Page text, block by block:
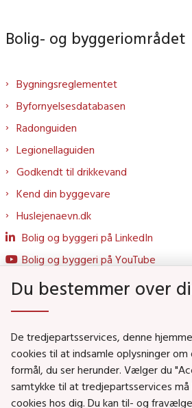
Bolig- og byggeriområdet
Bygningsreglementet
Byfornyelsesdatabasen
Radonguiden
Legionellaguiden
Godkendt til drikkevand
Kend din byggevare
Huslejenaevn.dk
Bolig og byggeri på LinkedIn
Bolig og byggeri på YouTube
Social- og Boligministeriet
Job i Social- og Boligstyrelsen
Puljer og tilskud
Du bestemmer over
De tredjepartsservices, denne
cookies til at indsamle oplysninger
formål, du ser herunder. Vælger du
samtykke til at tredjepartsservices
cookies hos dig. Du kan til- og